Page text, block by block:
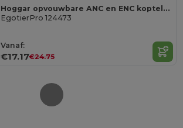
Hoggar opvouwbare ANC en ENC koptelefoon van gerecycled plastic
EgotierPro 124473
Vanaf:
€17.17€24.75